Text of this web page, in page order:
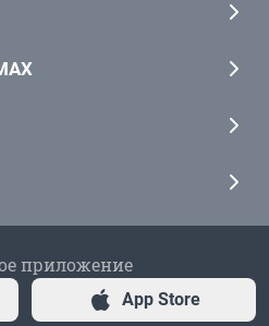
приложение
App Store